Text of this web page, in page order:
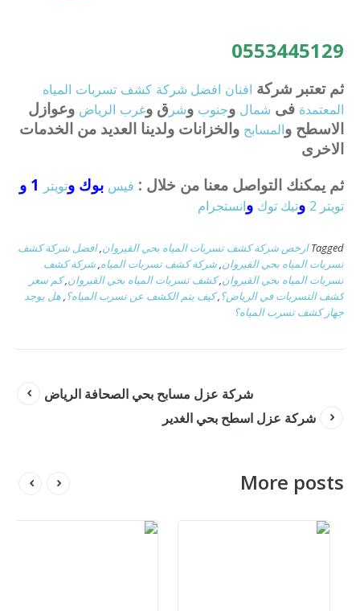
0553445129
ثم تعتبر شركة افنان افضل شركة كشف تسربات المياه
المعتمدة فى شمال وجنوب وشر ق وغرب الرياض وعوازل
الاسطح والمسابح والخزانات ولدينا العديد من الخدمات
الاخرى
ثم يمكنك التواصل معنا من خلال : فيس بوك وتويتر
تويتر 2 وتيك توك وانستجرام
Tagged ارخص شركة كشف تسربات المياه بحي القيروان,افضل شركة كشف
تسربات المياه بحي القيروان,شركة كشف تسربات المياه,شركة كشف
تسربات المياه بحي القيروان,كشف تسربات المياه بحي القيروان,كم سعر
كشف التسربات في الرياض؟,كيف يتم الكشف عن تسرب المياه؟,هل يوجد
جهاز كشف تسرب المياه؟
شركة عزل مسابح بحي الصحافة الرياض
شركة عزل اسطح بحي الغدير
More posts